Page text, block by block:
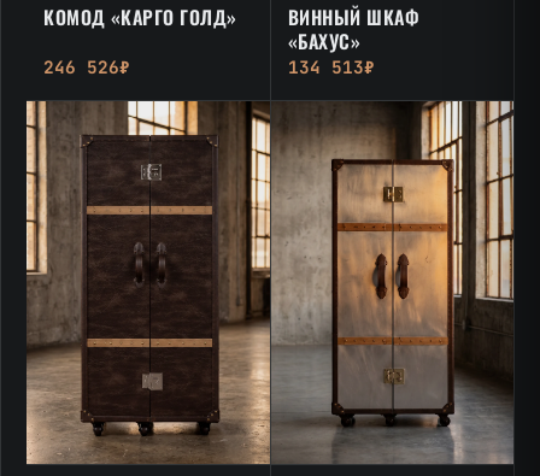
КОМОД «КАРГО ГОЛД»
246 526₽
ВИННЫЙ ШКАФ
«БАХУС»
134 513₽